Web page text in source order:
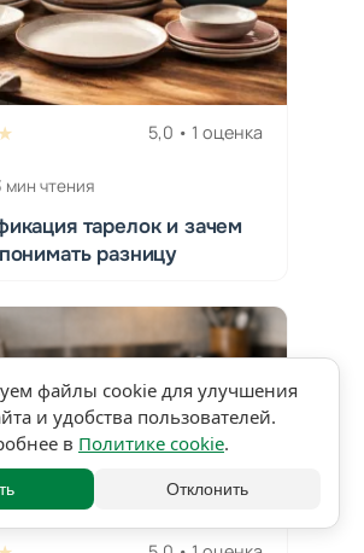
5,0 • 1 оценка
мин чтения
тарелок и зачем
разницу
файлы cookie для улучшения
и удобства пользователей.
в Политике cookie.
Отклонить